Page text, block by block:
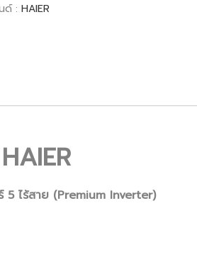
ด์ : HAIER
HAIER
5 ไร้สาย (Premium Inverter)